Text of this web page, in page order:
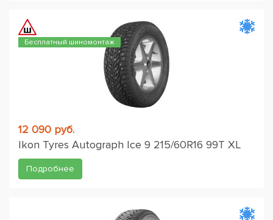
Бесплатный шиномонтаж
12 090 руб.
Ikon Tyres Autograph Ice 9 215/60R16 99T XL
Подробнее